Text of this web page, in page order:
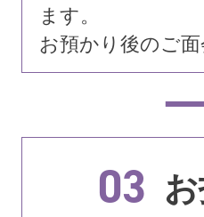
ます。
お預かり後のご面
03